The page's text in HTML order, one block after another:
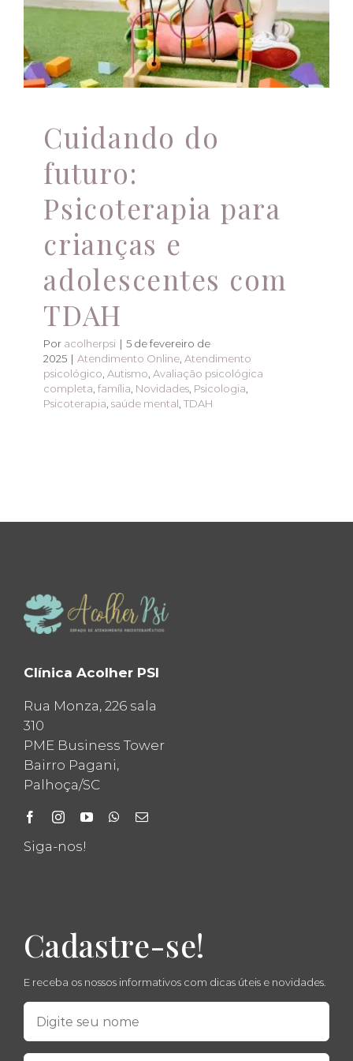
Atendimento Online
TDAH
Atendimento Online Atendimento psicológico
Autismo
Avaliação psicológica completa família
Novidades Psicologia Psicoterapia saúde mental
TDAH
Cuidando do
futuro:
Psicoterapia para
crianças e
adolescentes com
TDAH
Por acolherpsi | 5 de fevereiro de
2025 | Atendimento Online Atendimento
psicológico Autismo Avaliação psicológica
completa família Novidades Psicologia
Psicoterapia saúde mental TDAH
Clínica Acolher PSI
Rua Monza, 226 sala
310
PME Business Tower
Bairro Pagani,
Palhoça/SC
Siga-nos!
Cadastre-se!
E receba os nossos informativos com dicas úteis e novidades.